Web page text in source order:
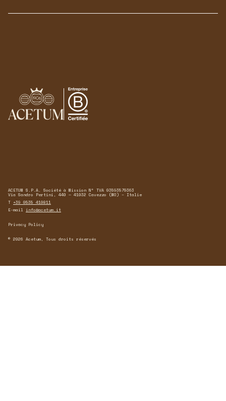
ACETUM S.P.A. Société à Mission N° TVA 03593570363
Via Sandro Pertini, 440 — 41032 Cavezzo (MO) – Italie
T +39 0535 410811
E-mail info@acetum.it
Privacy Policy
© 2026 Acetum, Tous droits réservés